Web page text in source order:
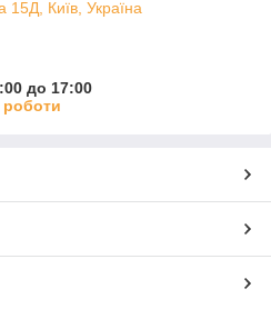
15Д, Київ, Україна
до 17:00
роботи